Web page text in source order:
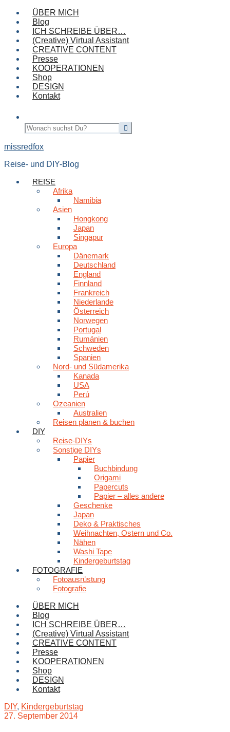
ÜBER MICH
Blog
ICH SCHREIBE ÜBER…
(Creative) Virtual Assistant
CREATIVE CONTENT
Presse
KOOPERATIONEN
Shop
DESIGN
Kontakt
missredfox
Reise- und DIY-Blog
REISE
Afrika
Namibia
Asien
Hongkong
Japan
Singapur
Europa
Dänemark
Deutschland
England
Finnland
Frankreich
Niederlande
Österreich
Norwegen
Portugal
Rumänien
Schweden
Spanien
Nord- und Südamerika
Kanada
USA
Perú
Ozeanien
Australien
Reisen planen & buchen
DIY
Reise-DIYs
Sonstige DIYs
Papier
Buchbindung
Origami
Papercuts
Papier – alles andere
Geschenke
Japan
Deko & Praktisches
Weihnachten, Ostern und Co.
Nähen
Washi Tape
Kindergeburtstag
FOTOGRAFIE
Fotoausrüstung
Fotografie
ÜBER MICH
Blog
ICH SCHREIBE ÜBER…
(Creative) Virtual Assistant
CREATIVE CONTENT
Presse
KOOPERATIONEN
Shop
DESIGN
Kontakt
DIY, Kindergeburtstag
27. September 2014